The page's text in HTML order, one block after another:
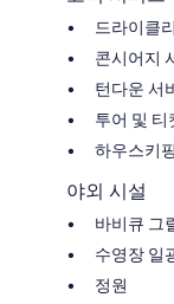
드라이클
콘시어지
턴다운 서
투어 및 티
하우스키
야외 시설
바비큐 그
수영장 일
정원